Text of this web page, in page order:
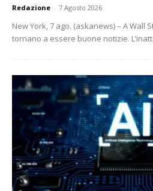
Redazione - 7 Agosto 2026
New York, 7 ago. (askanews) – A Wall
tornano a essere buone notizie.